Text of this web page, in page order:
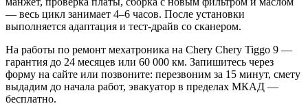
— весь цикл занимает 4–6 часов. После установки
выполняется адаптация и тест-драйв со сканером.
На работы по ремонт мехатроника на Chery Chery Tiggo 9 —
гарантия до 24 месяцев или 60 000 км. Запишитесь через
форму на сайте или позвоните: перезвоним за 15 минут, смету
выдадим до начала работ, эвакуатор в пределах МКАД —
бесплатно.